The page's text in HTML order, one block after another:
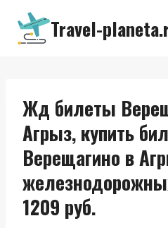
Перейти
содержимому
Travel-
Жд билеты
Агрыз, купить
Верещагино в
1209 руб.